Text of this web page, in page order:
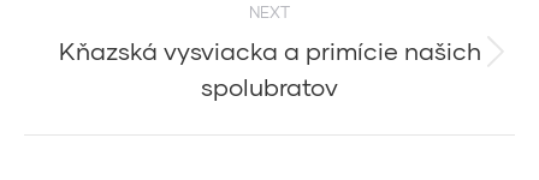
NEXT
Next
post:
Kňazská vysviacka a primície našich
spolubratov